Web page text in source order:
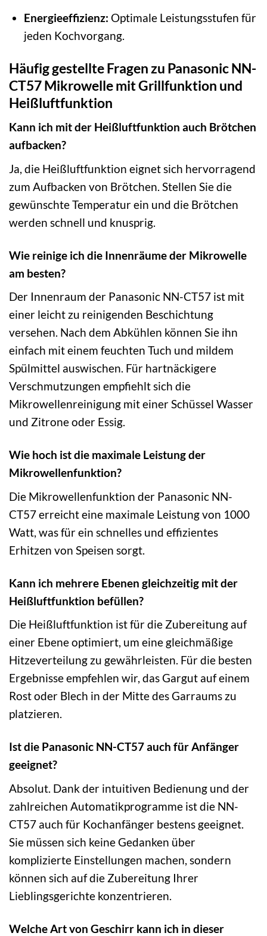
Energieeffizienz: Optimale Leistungsstufen für
jeden Kochvorgang.
Häufig gestellte Fragen zu Panasonic NN-
CT57 Mikrowelle mit Grillfunktion und
Heißluftfunktion
Kann ich mit der Heißluftfunktion auch Brötchen
aufbacken?
Ja, die Heißluftfunktion eignet sich hervorragend
zum Aufbacken von Brötchen. Stellen Sie die
gewünschte Temperatur ein und die Brötchen
werden schnell und knusprig.
Wie reinige ich die Innenräume der Mikrowelle
am besten?
Der Innenraum der Panasonic NN-CT57 ist mit
einer leicht zu reinigenden Beschichtung
versehen. Nach dem Abkühlen können Sie ihn
einfach mit einem feuchten Tuch und mildem
Spülmittel auswischen. Für hartnäckigere
Verschmutzungen empfiehlt sich die
Mikrowellenreinigung mit einer Schüssel Wasser
und Zitrone oder Essig.
Wie hoch ist die maximale Leistung der
Mikrowellenfunktion?
Die Mikrowellenfunktion der Panasonic NN-
CT57 erreicht eine maximale Leistung von 1000
Watt, was für ein schnelles und effizientes
Erhitzen von Speisen sorgt.
Kann ich mehrere Ebenen gleichzeitig mit der
Heißluftfunktion befüllen?
Die Heißluftfunktion ist für die Zubereitung auf
einer Ebene optimiert, um eine gleichmäßige
Hitzeverteilung zu gewährleisten. Für die besten
Ergebnisse empfehlen wir, das Gargut auf einem
Rost oder Blech in der Mitte des Garraums zu
platzieren.
Ist die Panasonic NN-CT57 auch für Anfänger
geeignet?
Absolut. Dank der intuitiven Bedienung und der
zahlreichen Automatikprogramme ist die NN-
CT57 auch für Kochanfänger bestens geeignet.
Sie müssen sich keine Gedanken über
komplizierte Einstellungen machen, sondern
können sich auf die Zubereitung Ihrer
Lieblingsgerichte konzentrieren.
Welche Art von Geschirr kann ich in dieser